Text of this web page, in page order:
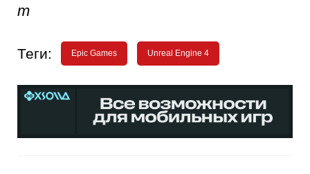
m
Теги: Epic Games Unreal Engine 4